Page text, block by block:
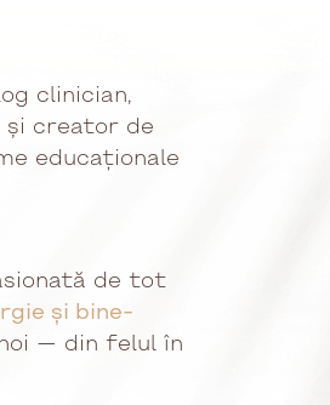
clinician,
și creator de
educaționale
de tot
și bine-
— din felul în